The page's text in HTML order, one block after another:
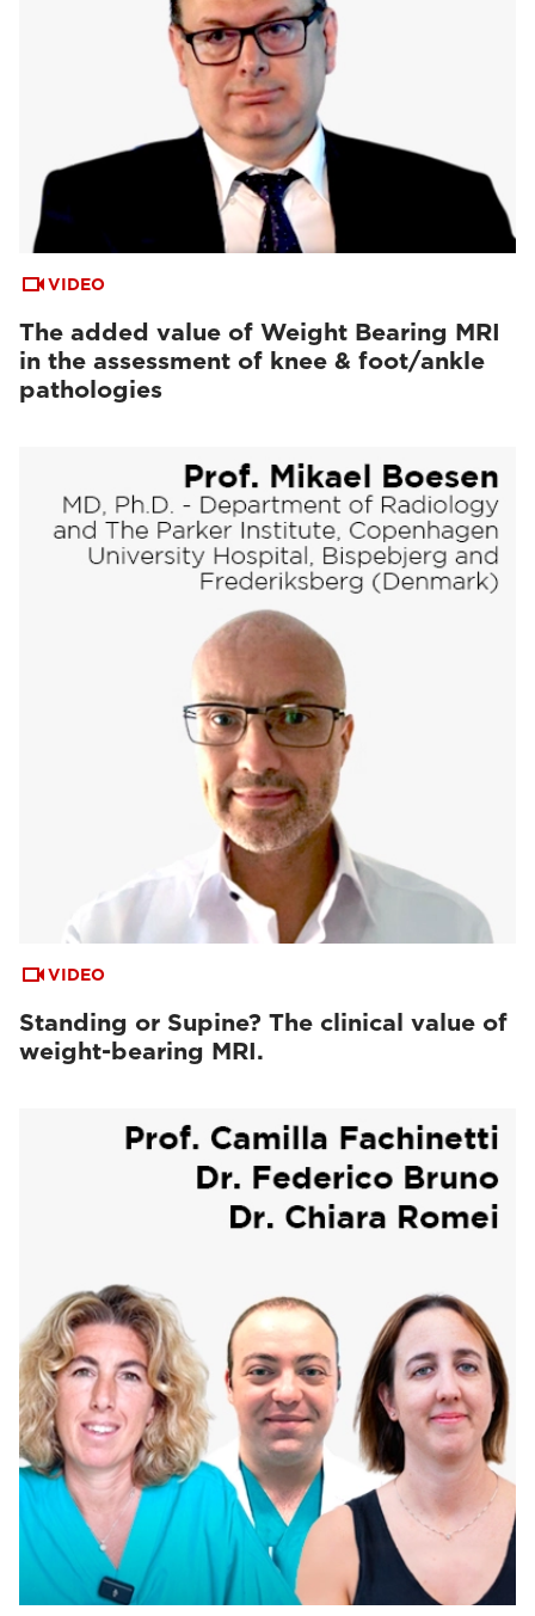
VIDEO
The added value of Weight Bearing MRI
in the assessment of knee & foot/ankle
pathologies
VIDEO
Standing or Supine? The clinical value of
weight-bearing MRI.